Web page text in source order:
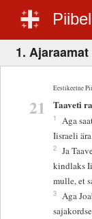
1. Ajaraamat
Eestikeelne
21 Taaveti
1
Aga
Iisraeli
2 Ja
kindlaks
mulle, et
3 Aga